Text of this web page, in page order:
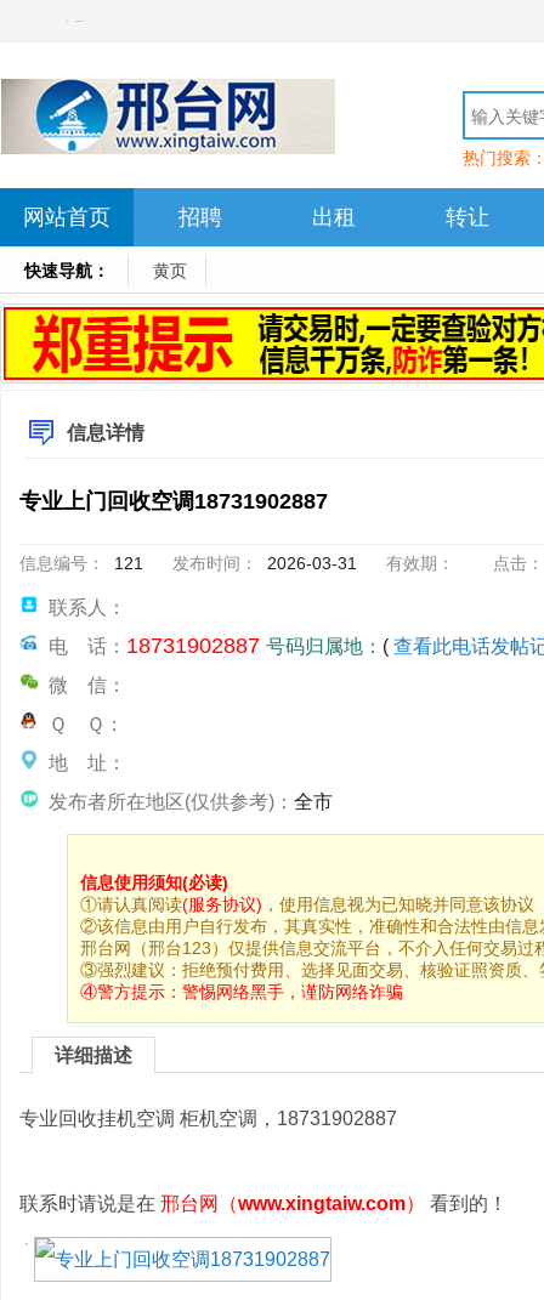
热门搜索
网站首页 招聘 出租 转让
快速导航： 黄页
信息详情
专业上门回收空调18731902887
信息编号： 121 发布时间： 2026-03-31 有效期： 点击：
联系人：
电 话： 18731902887 号码归属地： ( 查看此电话发帖
微 信：
Ｑ Ｑ：
地 址：
发布者所在地区(仅供参考)： 全市
信息使用须知(必读)
①请认真阅读(服务协议) ，使用信息视为已知晓并同意该协议
②该信息由用户自行发布，其真实性，准确性和合法性由信息
邢台网（邢台123）仅提供信息交流平台，不介入任何交易过
③强烈建议：拒绝预付费用、选择见面交易、核验证照资质、
④警方提示： 警惕网络黑手，谨防网络诈骗
详细描述
专业回收挂机空调 柜机空调，18731902887
联系时请说是在 邢台网（www.xingtaiw.com） 看到的！